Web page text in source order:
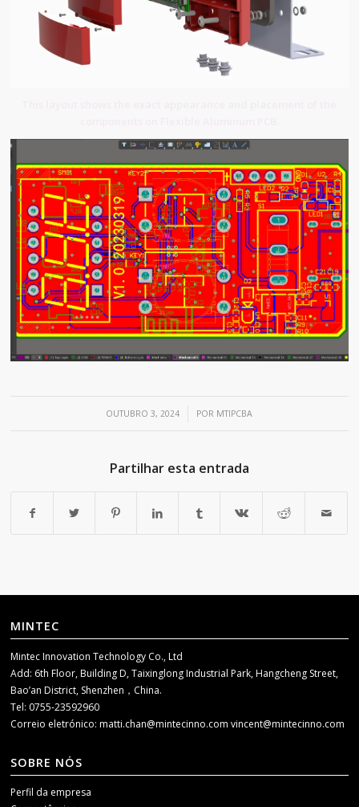
OUTUBRO 3, 2024
/ POR MTIPCBA
Partilhar esta entrada
MINTEC
Mintec Innovation Technology Co., Ltd
Add: 6th Floor, Building D, Taixinglong Industrial Park, Hangcheng Street,
Bao’an District, Shenzhen，China.
Tel: 0755-23592960
Correio eletrónico:matti.chan@mintecinno.comvincent@mintecinno.com
SOBRE NÓS
Perfil da empresa